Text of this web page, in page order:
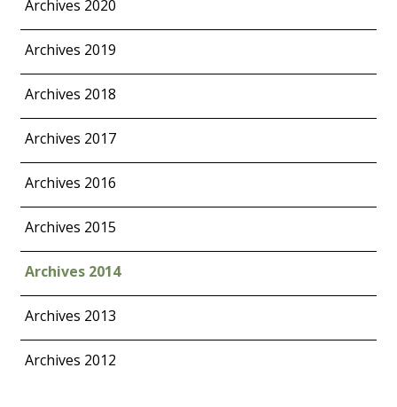
Archives 2020
Archives 2019
Archives 2018
Archives 2017
Archives 2016
Archives 2015
Archives 2014
Archives 2013
Archives 2012